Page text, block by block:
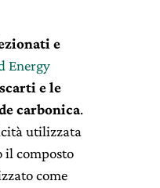
e
Energy
e le
carbonica.
utilizzata
il composto
come